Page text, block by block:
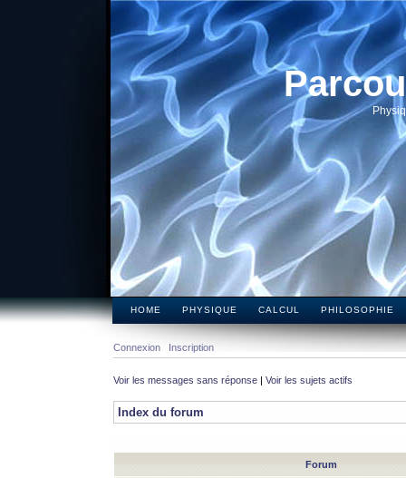
HOME PHYSIQUE CALCUL PHILOSOPHIE
Connexion Inscription
Voir les messages sans réponse | Voir les sujets actifs
Index du forum
Forum